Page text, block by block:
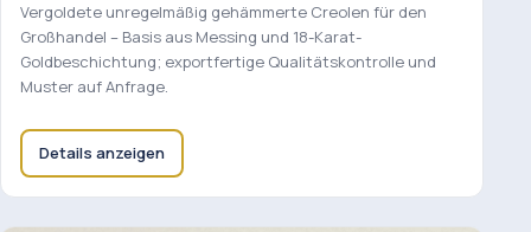
Vergoldete unregelmäßig gehämmerte Creolen für den
Großhandel – Basis aus Messing und 18-Karat-
Goldbeschichtung; exportfertige Qualitätskontrolle und
Muster auf Anfrage.
Details anzeigen